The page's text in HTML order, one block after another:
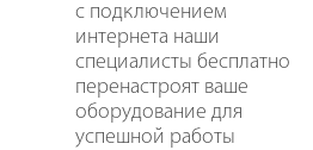
с подключением
интернета наши
специалисты бесплатно
перенастроят ваше
оборудование для
успешной работы